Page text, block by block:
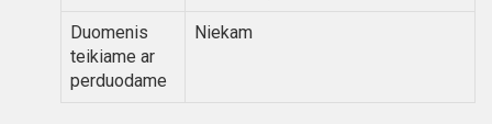
Duomenis
teikiame ar
perduodame
Niekam